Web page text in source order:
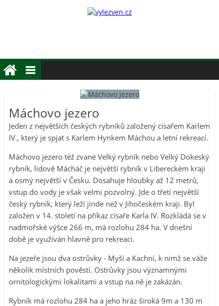
Máchovo jezero
Jeden z největších českých rybníků založený císařem Karlem
IV., který je spjat s Karlem Hynkem Máchou a letní rekreací.
Máchovo jezero též zvané Velký rybník nebo Velký Dokeský
rybník, lidově Mácháč je největší rybník v Libereckém kraji
a osmý největší v Česku. Dosahuje hloubky až 12 metrů,
vstup do vody je však velmi pozvolný. Jde o třetí největší
český rybník, který leží jinde než v Jihočeském kraji. Byl
založen v 14. století na příkaz císaře Karla IV. Rozkládá se v
nadmořské výšce 266 m, má rozlohu 284 ha. V dnešní
době je využíván hlavně pro rekreaci.
Na jezeře jsou dva ostrůvky - Myší a Kachní, k nimž se váže
několik místních pověstí. Ostrůvky jsou významnými
ornitologickými lokalitami a vstup na ně je zakázán.
Rybník má rozlohu 284 ha a jeho hráz široká 9m a 130 m